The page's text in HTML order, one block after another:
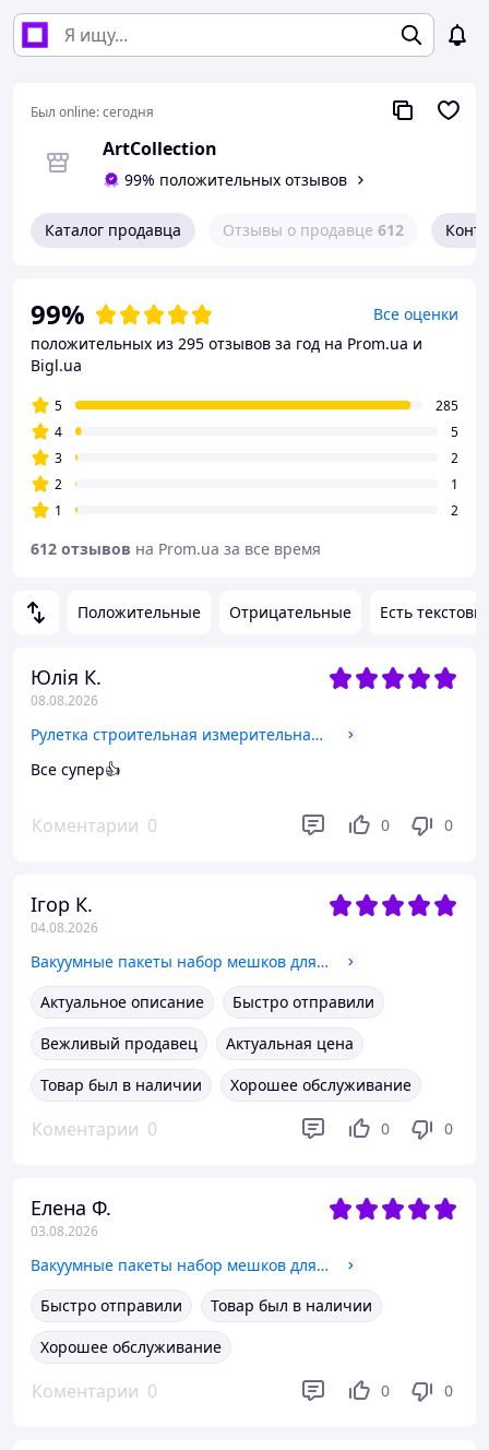
Был online:сегодня
ArtСollection
99% положительных отзывов
Каталог продавца Отзывы о продавце 612
Положительные Отрицательные Есть
Юлія К.
08.08.2026
Рулетка строительная измерительная 10м,противоударная двойная с метрической и дюймовой системой,прорезиненная
Все супер👍
Коментарии 0 0 0
Ігор К.
04.08.2026
Вакуумные пакеты набор мешков для хранения вещей одежды и багажа многоразовые прозрачные, 16 шт VacuumPacks_20
Актуальное описание
Быстро отправили
Вежливый продавец
Актуальная цена
Товар был в наличии
Хорошее обслуживание
Коментарии 0 0 0
Елена Ф.
03.08.2026
Вакуумные пакеты набор мешков для хранения вещей одежды и багажа многоразовые прозрачные, 5 шт VacuumPacks_4
Быстро отправили
Товар был в наличии
Хорошее обслуживание
Коментарии 0 0 0
99%
Все оценки
положительных из 295 отзывов за год на Prom.ua и
Bigl.ua
5
285
4
5
3
2
2
1
1
2
612 отзывов на Prom.ua за все время